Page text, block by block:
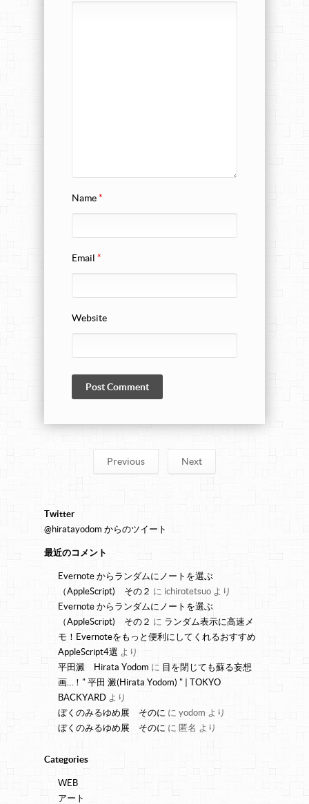
Name*
Email *
Website
Previous Next
Twitter
@hiratayodom からのツイート
最近のコメント
Evernote からランダムにノートを選ぶ
（AppleScript) その２ に ichirotetsuo より
Evernote からランダムにノートを選ぶ
（AppleScript) その２ に ランダム表示に高速メ
モ！Evernoteをもっと便利にしてくれるおすすめ
AppleScript4選 より
平田澱 Hirata Yodom に 目を閉じても蘇る妄想
画…！" 平田 澱(Hirata Yodom) " | TOKYO
BACKYARD より
ぼくのみるゆめ展 そのに に yodom より
ぼくのみるゆめ展 そのに に 匿名 より
Categories
WEB
アート